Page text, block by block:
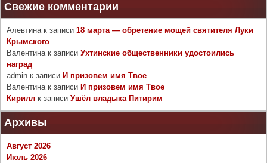
Свежие комментарии
Алевтинак записи 18 марта — обретение мощей святителя Луки
Крымского
Валентинак записи Ухтинские общественники удостоились
наград
admin к записи И призовем имя Твое
Валентинак записи И призовем имя Твое
Кирилл к записи Ушёл владыка Питирим
Архивы
Август 2026
Июль 2026